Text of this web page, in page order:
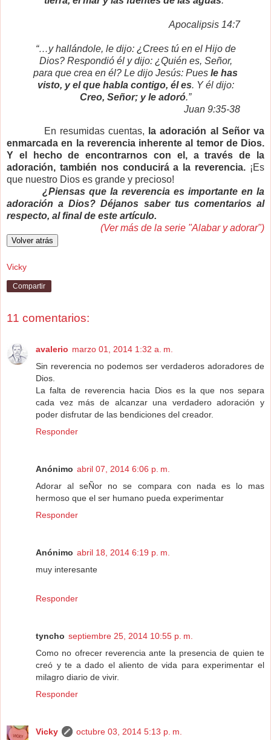
Apocalipsis 14:7
“…y hallándole, le dijo: ¿Crees tú en el Hijo de
Dios? Respondió él y dijo: ¿Quién es, Señor,
para que crea en él? Le dijo Jesús: Pues le has
visto, y el que habla contigo, él es. Y él dijo:
Creo, Señor; y le adoró.”
Juan 9:35-38
En resumidas cuentas,
la adoración al Señor va
enmarcada en la reverencia inherente al temor de Dios.
Y el hecho de encontrarnos con el, a través de la
adoración, también nos conducirá a la reverencia. ¡Es
que nuestro Dios es grande y precioso!
¿Piensas que la reverencia es importante en la
adoración a Dios? Déjanos saber tus comentarios al
respecto, al final de este artículo.
(Ver más de la serie "Alabar y adorar")
Vicky
Compartir
11 comentarios:
avalerio marzo 01, 2014 1:32 a. m.
Sin reverencia no podemos ser verdaderos adoradores de
Dios.
La falta de reverencia hacia Dios es la que nos separa
cada vez más de alcanzar una verdadero adoración y
poder disfrutar de las bendiciones del creador.
Responder
Anónimo abril 07, 2014 6:06 p. m.
Adorar al seÑor no se compara con nada es lo mas
hermoso que el ser humano pueda experimentar
Responder
Anónimo abril 18, 2014 6:19 p. m.
muy interesante
Responder
tyncho septiembre 25, 2014 10:55 p. m.
Como no ofrecer reverencia ante la presencia de quien te
creó y te a dado el aliento de vida para experimentar el
milagro diario de vivir.
Responder
Vicky octubre 03, 2014 5:13 p. m.